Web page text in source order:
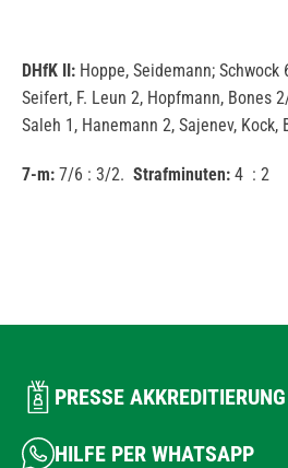
DHfK II: Hoppe, Seidemann; Schwock
Seifert, F. Leun 2, Hopfmann, Bones
Saleh 1, Hanemann 2, Sajenev,
7-m: 7/6 : 3/2. Strafminuten: 4 : 2
PRESSE AKKREDITIERUNG
HILFE PER WHATSAPP